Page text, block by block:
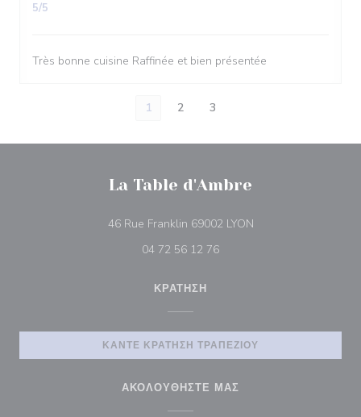
5/5
Très bonne cuisine Raffinée et bien présentée
1 2 3
La Table d'Ambre
46 Rue Franklin 69002 LYON((ανοίγει σε νέο
04 72 56 12 76
ΚΡΆΤΗΣΗ
ΚΆΝΤΕ ΚΡΆΤΗΣΗ ΤΡΑΠΕΖΙΟΎ
ΑΚΟΛΟΥΘΉΣΤΕ ΜΑΣ